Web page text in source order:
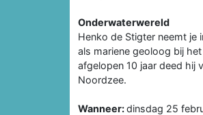
Onderwaterwereld
Henko de Stigter neemt je
als mariene geoloog bij
afgelopen 10 jaar deed hij
Noordzee.
Wanneer:dinsdag 25